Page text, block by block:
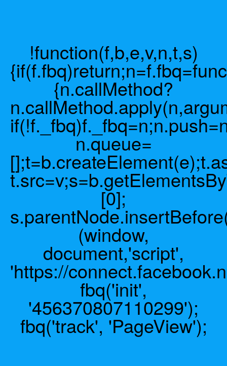
!function(f,b,e,v,n,t,s)
{n.callMethod?
n.queue=
[0];
(window,
document,'script',
'https://
fbq('init',
'456370807110299');
fbq('track', 'PageView');